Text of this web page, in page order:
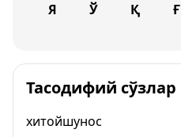
Я Ў Қ Ғ
Тасодифий сўзлар
хитойшунос